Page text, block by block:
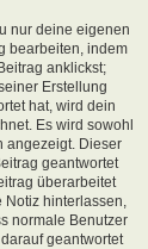
nur deine eigenen
bearbeiten, indem
anklickst;
Erstellung
hat, wird dein
Es wird sowohl
angezeigt. Dieser
geantwortet
überarbeitet
hinterlassen,
normale Benutzer
geantwortet